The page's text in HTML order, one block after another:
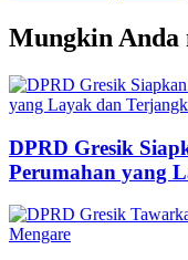
Mungkin Anda
DPRD Gresik
Perumahan yang